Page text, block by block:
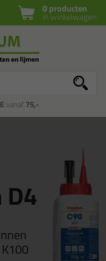
0 producten
in winkelwagen
vanaf75,-